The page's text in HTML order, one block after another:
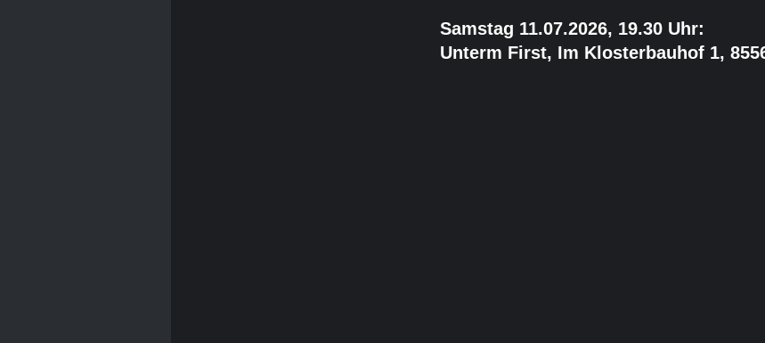
Samstag 11.07.2026, 19.30 Uhr:
Unterm First, Im Klosterbauhof 1,